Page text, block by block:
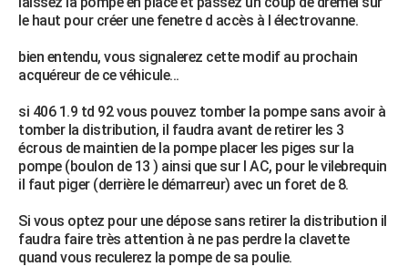
le haut pour créer une fenetre d accès à l électrovanne.
bien entendu, vous signalerez cette modif au prochain
acquéreur de ce véhicule...
si 406 1.9 td 92 vous pouvez tomber la pompe sans avoir à
tomber la distribution, il faudra avant de retirer les 3
écrous de maintien de la pompe placer les piges sur la
pompe (boulon de 13 ) ainsi que sur l AC, pour le vilebrequin
il faut piger (derrière le démarreur) avec un foret de 8.
Si vous optez pour une dépose sans retirer la distribution il
faudra faire très attention à ne pas perdre la clavette
quand vous reculerez la pompe de sa poulie.